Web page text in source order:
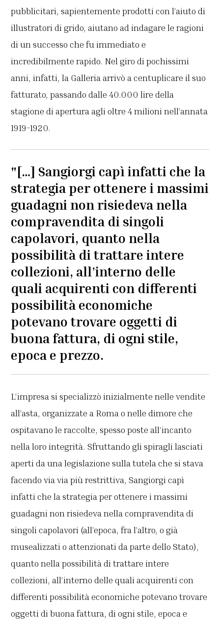
pubblicitari, sapientemente prodotti con l’aiuto di
illustratori di grido, aiutano ad indagare le ragioni
di un successo che fu immediato e
incredibilmente rapido. Nel giro di pochissimi
anni, infatti, la Galleria arrivò a centuplicare il suo
fatturato, passando dalle 40.000 lire della
stagione di apertura agli oltre 4 milioni nell’annata
1919-1920.
"[…] Sangiorgi capì infatti che la
strategia per ottenere i massimi
guadagni non risiedeva nella
compravendita di singoli
capolavori, quanto nella
possibilità di trattare intere
collezioni, all’interno delle
quali acquirenti con differenti
possibilità economiche
potevano trovare oggetti di
buona fattura, di ogni stile,
epoca e prezzo.
L’impresa si specializzò inizialmente nelle vendite
all’asta, organizzate a Roma o nelle dimore che
ospitavano le raccolte, spesso poste all’incanto
nella loro integrità. Sfruttando gli spiragli lasciati
aperti da una legislazione sulla tutela che si stava
facendo via via più restrittiva, Sangiorgi capì
infatti che la strategia per ottenere i massimi
guadagni non risiedeva nella compravendita di
singoli capolavori (all’epoca, fra l’altro, o già
musealizzati o attenzionati da parte dello Stato),
quanto nella possibilità di trattare intere
collezioni, all’interno delle quali acquirenti con
differenti possibilità economiche potevano trovare
oggetti di buona fattura, di ogni stile, epoca e